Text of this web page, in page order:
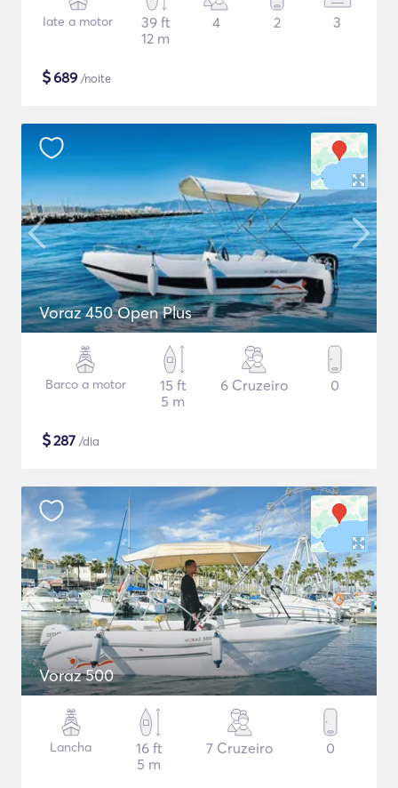
Iate a motor
39 ft
12 m
4 2 3
$689 /noite
Voraz 450 Open Plus
Barco a motor
15 ft
5 m
6 Cruzeiro 0
$287 /dia
Voraz 500
Lancha
16 ft
5 m
7 Cruzeiro 0